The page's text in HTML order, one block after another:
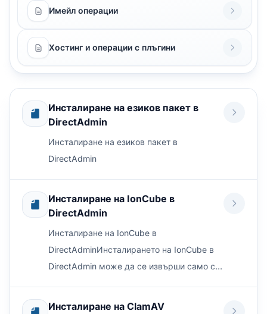
Имейл операции
Хостинг и операции с плъгини
Инсталиране на езиков пакет в
DirectAdmin
Инсталиране на езиков пакет в
DirectAdmin
Инсталиране на IonCube в
DirectAdmin
Инсталиране на IonCube в
DirectAdminИнсталирането на IonCube в
DirectAdmin може да се извърши само с
Инсталиране на ClamAV